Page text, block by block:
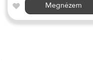
Megnézem